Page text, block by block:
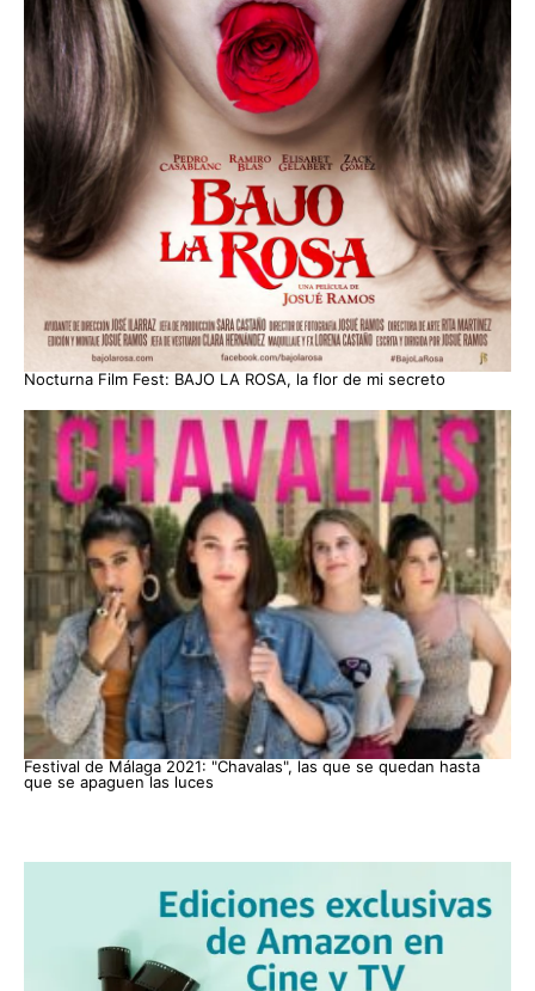
Nocturna Film Fest: BAJO LA ROSA, la flor de mi secreto
Festival de Málaga 2021: "Chavalas", las que se quedan hasta
que se apaguen las luces